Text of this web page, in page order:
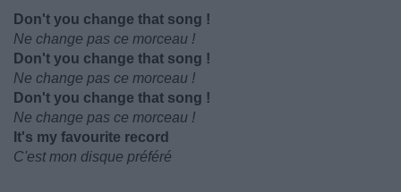
Don't you change that song !
Ne change pas ce morceau !
Don't you change that song !
Ne change pas ce morceau !
Don't you change that song !
Ne change pas ce morceau !
It's my favourite record
C'est mon disque préféré